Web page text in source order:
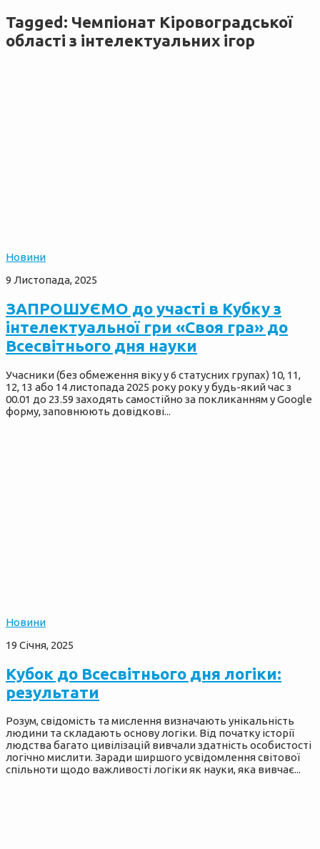
Tagged: Чемпіонат Кіровоградської
області з інтелектуальних ігор
Новини
9 Листопада, 2025
ЗАПРОШУЄМО до участі в Кубку з
інтелектуальної гри «Своя гра» до
Всесвітнього дня науки
Учасники (без обмеження віку у 6 статусних групах) 10, 11,
12, 13 або 14 листопада 2025 року року у будь-який час з
00.01 до 23.59 заходять самостійно за покликанням у Google
форму, заповнюють довідкові...
Новини
19 Січня, 2025
Кубок до Всесвітнього дня логіки:
результати
Розум, свідомість та мислення визначають унікальність
людини та складають основу логіки. Від початку історії
людства багато цивілізацій вивчали здатність особистості
логічно мислити. Заради ширшого усвідомлення світової
спільноти щодо важливості логіки як науки, яка вивчає...